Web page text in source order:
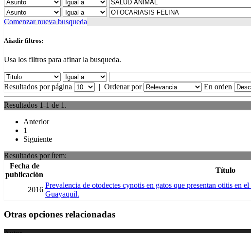
Comenzar nueva busqueda
Añadir filtros:
Usa los filtros para afinar la busqueda.
Resultados por página | Ordenar por En orden
Resultados 1-1 de 1.
Anterior
1
Siguiente
Resultados por ítem:
Fecha de
publicación
Título
2016
Prevalencia de otodectes cynotis en gatos que presentan otitis en
Guayaquil.
Otras opciones relacionadas